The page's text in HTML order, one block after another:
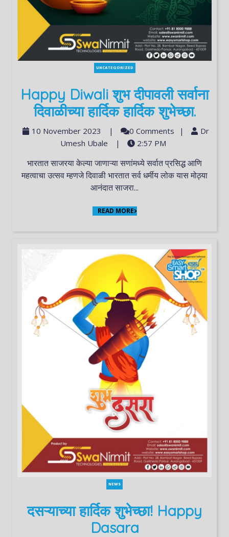
UNCATEGORIZED
Happy Diwali शुभ दीपावली सर्वाना
दिवाळीच्या हार्दिक हार्दिक शुभेच्छा.
10 November 2023 | 0 Comments |
Dr
Umesh Ubale
| 2:57 PM
भारतात साजरया केल्या जाणाऱ्या सणांमध्ये सर्वात प्रसिद्ध आणि
महत्वाचा उत्सव म्हणजे दिवाळी भारतात सर्व धर्मीय लोक यास मोठ्या
आनंदात साजरा...
READ MORE
NEWS
दसऱ्याच्या हार्दिक शुभेच्छा! Happy
Dasara